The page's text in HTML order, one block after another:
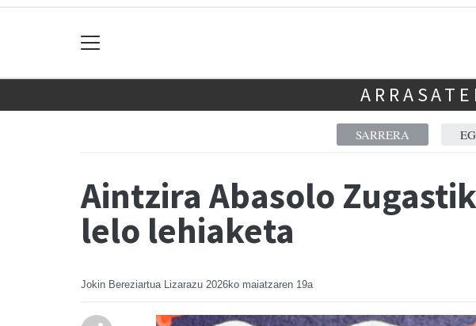
SARRERA
Aintzira Abasolo
lelo lehiaketa
Jokin Bereziartua Lizarazu 2026ko maiatzaren 19a